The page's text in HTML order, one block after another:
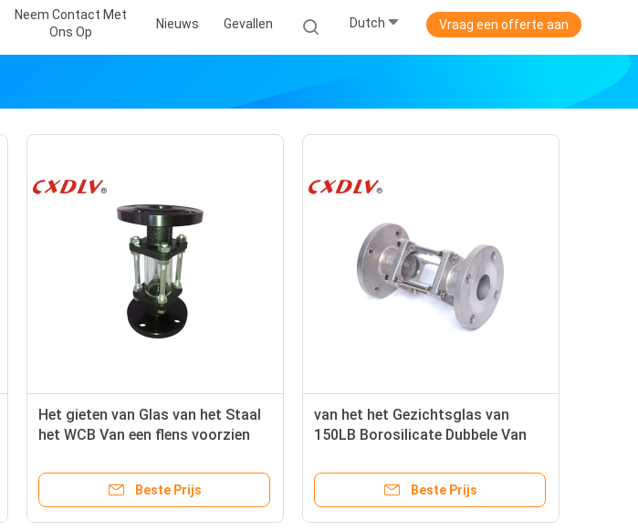
Neem Contact Met
Ons Op
Nieuws Gevallen Dutch Vraag een offerte aan
Het gieten van Glas van het Staal
het WCB Van een flens voorzien
KopKoolstofstaal
Beste Prijs
van het het Gezichtsglas van
150LB Borosilicate Dubbele Van
Kleptoebehoren
Beste Prijs